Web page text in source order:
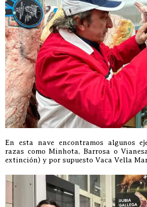
En esta nave encontramos algunos
razas como Minhota, Barrosa o
extinción) y por supuesto Vaca Vella